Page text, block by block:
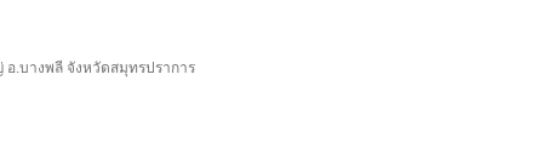
.บางพลี จังหวัดสมุทรปราการ